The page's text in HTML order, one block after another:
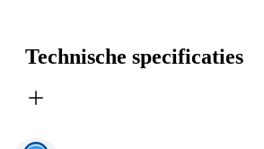
Technische specificaties